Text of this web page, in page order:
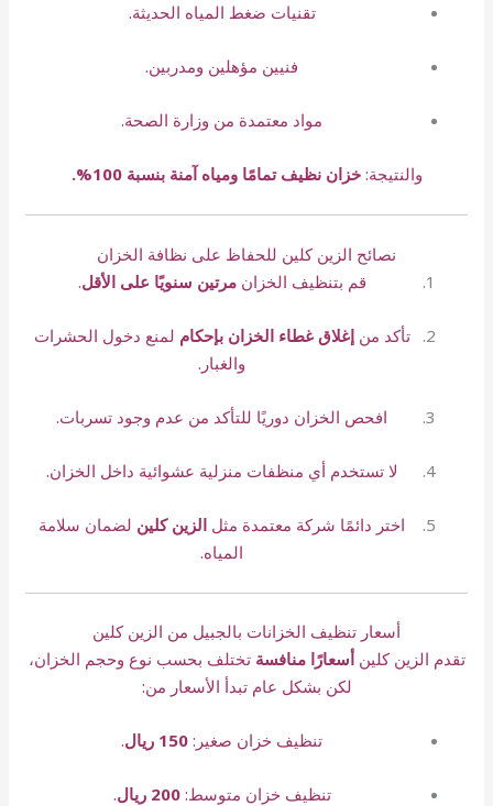
تقنيات ضغط المياه الحديثة.
فنيين مؤهلين ومدربين.
مواد معتمدة من وزارة الصحة.
والنتيجة:خزان نظيف تمامًا ومياه آمنة بنسبة 100%.
نصائح الزين كلين للحفاظ على نظافة الخزان
قم بتنظيف الخزانمرتين سنويًا على الأقل.
تأكد منإغلاق غطاء الخزان بإحكام لمنع دخول الحشرات
والغبار.
افحص الخزان دوريًا للتأكد من عدم وجود تسربات.
لا تستخدم أي منظفات منزلية عشوائية داخل الخزان.
اختر دائمًا شركة معتمدة مثل الزين كلين لضمان سلامة
المياه.
أسعار تنظيف الخزانات بالجبيل من الزين كلين
تقدم الزين كلينأسعارًا منافسة تختلف بحسب نوع وحجم الخزان،
لكن بشكل عام تبدأ الأسعار من:
تنظيف خزان صغير: 150 ريال .
تنظيف خزان متوسط:200 ريال .